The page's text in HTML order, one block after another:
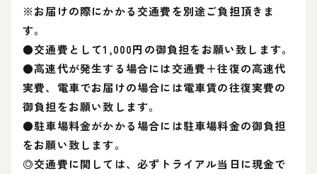
※お届けの際にかかる交通費を別途ご負担頂きま
す。
●交通費として1,000円の御負担をお願い致します。
●高速代が発生する場合には交通費＋往復の高速代
実費、電車でお届けの場合には電車賃の往復実費の
御負担をお願い致します。
●駐車場料金がかかる場合には駐車場料金の御負担
をお願い致します。
◎交通費に関しては、必ずトライアル当日に現金で